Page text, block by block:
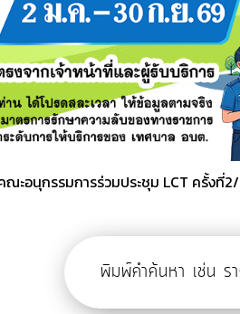
องแก่ผู้สูงอายุหรือผู้ที่มีภาวะพึ่งพิง Long
ะอนุกรรมการร่วมประชุม LCT ครั้งที่